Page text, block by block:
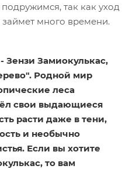
так как уход
много времени.
Зензи Замиокулькас,
Родной мир
леса
свои выдающиеся
расти даже в тени,
и необычно
Если вы хотите
то вам